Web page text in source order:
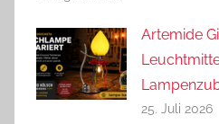
Artemide
25. Juli 2026